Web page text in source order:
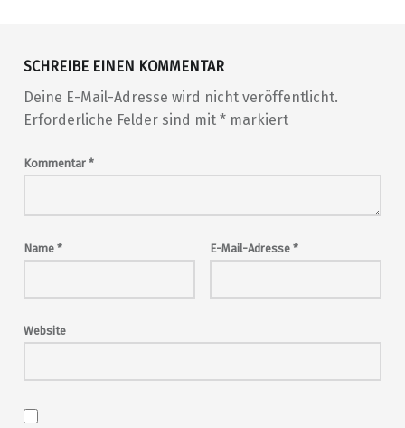
SCHREIBE EINEN KOMMENTAR
Deine E-Mail-Adresse wird nicht veröffentlicht.
Erforderliche Felder sind mit *markiert
Kommentar *
Name * E-Mail-Adresse *
Website